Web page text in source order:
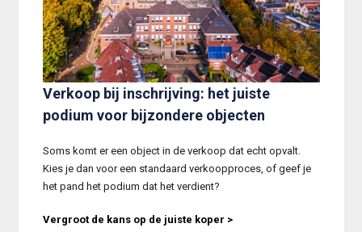
Verkoop bij inschrijving: het juiste
podium voor bijzondere objecten
Soms komt er een object in de verkoop dat echt opvalt.
Kies je dan voor een standaard verkoopproces, of geef je
het pand het podium dat het verdient?
Vergroot de kans op de juiste koper >